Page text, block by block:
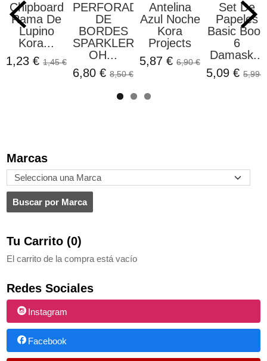
Marcas
Tu Carrito (0)
El carrito de la compra está vacío
Redes Sociales
Instagram
Facebook
Rama De
Lupino
Kora...
€ 1,45 €
PERFORADORA
DE
BORDES
SPARKLER
OH...
6,80 € 8,50 €
Antelina
Azul Noche
Kora
Projects
5,87 € 6,90 €
Set De
Papeles
Basic Book
Damask...
5,09 € 5,99 €